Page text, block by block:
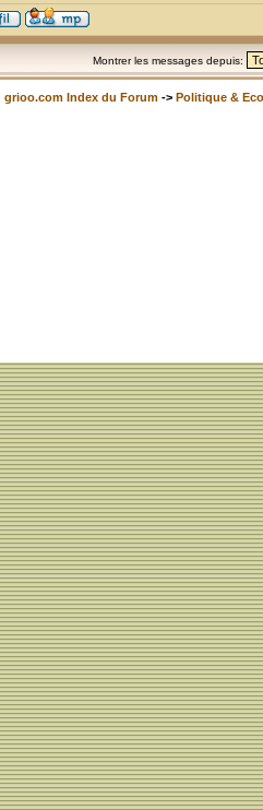
Montrer les messages depuis:
grioo.com Index du Forum -> Politique &